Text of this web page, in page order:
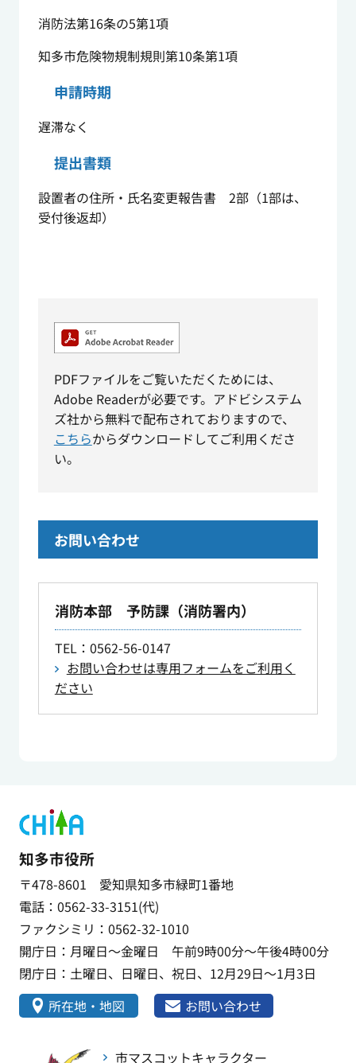
消防法第16条の5第1項
知多市危険物規制規則第10条第1項
申請時期
遅滞なく
提出書類
設置者の住所・氏名変更報告書 2部（1部は、
受付後返却）
PDFファイルをご覧いただくためには、
Adobe Readerが必要です。アドビシステム
ズ社から無料で配布されておりますので、
こちらからダウンロードしてご利用くださ
い。
お問い合わせ
消防本部 予防課（消防署内）
TEL：0562-56-0147
お問い合わせは専用フォームをご利用く
ださい
知多市役所
〒478-8601 愛知県知多市緑町1番地
電話：0562-33-3151(代)
ファクシミリ：0562-32-1010
開庁日：月曜日～金曜日 午前9時00分～午後4時00分
閉庁日：土曜日、日曜日、祝日、12月29日～1月3日
所在地・地図
お問い合わせ
市マスコットキャラクター